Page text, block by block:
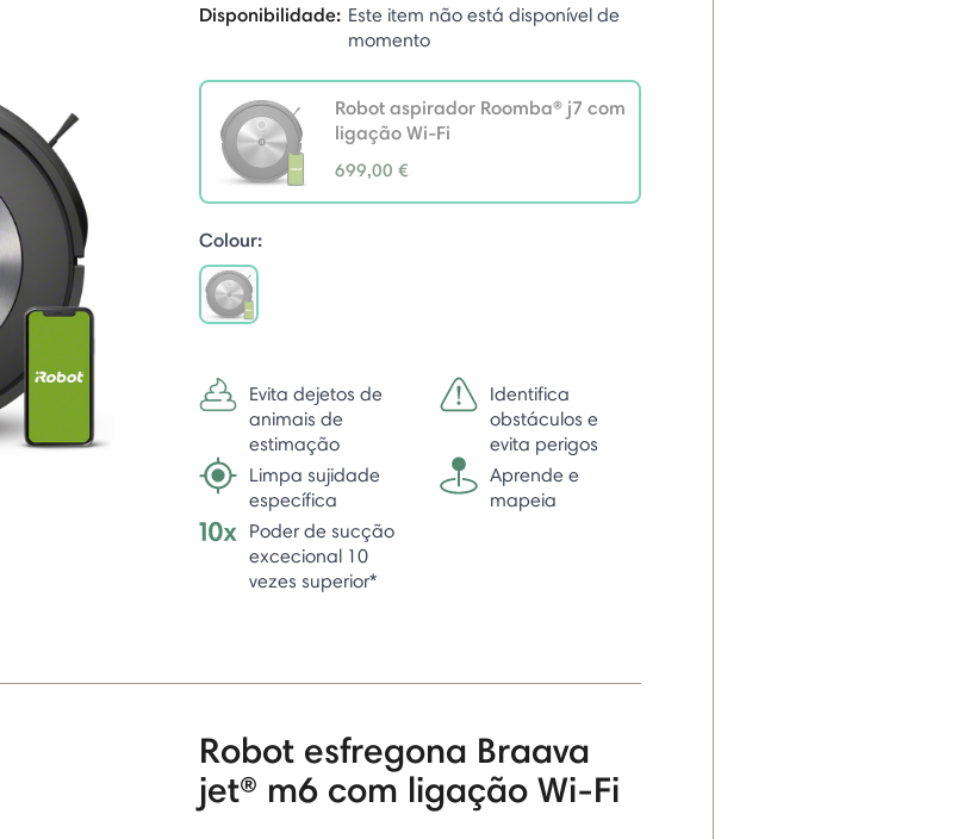
Disponibilidade: Este item não está disponível de
momento
Robot aspirador Roomba® j7 com
ligação Wi-Fi
699,00 €
selected
Colour:
Evita dejetos de
animais de
estimação
Identifica
obstáculos e
evita perigos
Limpa sujidade
específica
Aprende e
mapeia
Poder de sucção
excecional 10
vezes superior*
Robot esfregona Braava
jet® m6 com ligação Wi-Fi